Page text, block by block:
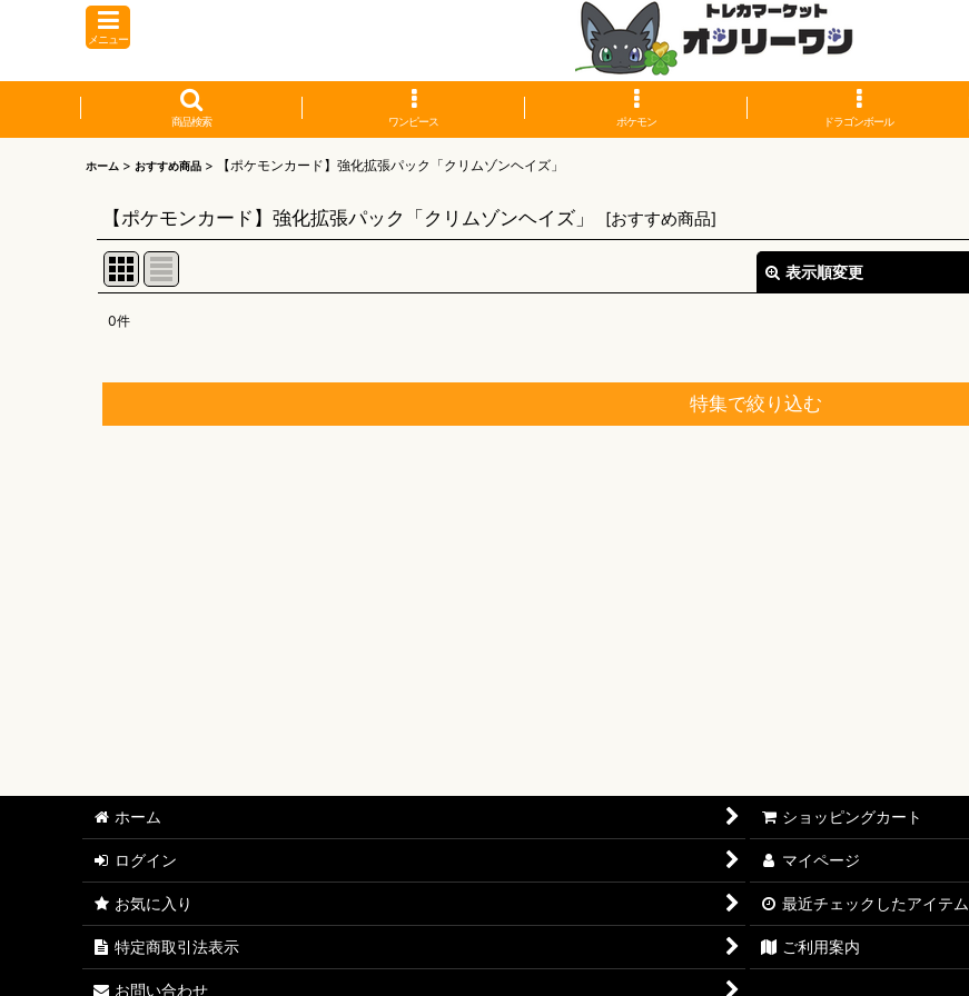
メニュー
商品検索 ワンピース ポケモン ドラゴンボール
ホーム > おすすめ商品 > 【ポケモンカード】強化拡張パック「クリムゾンヘイズ」
【ポケモンカード】強化拡張パック「クリムゾンヘイズ」 [おすすめ商品]
表示順変更
0件
特集で絞り込む
【ワンピースカード】エクストラブースター ONE PIECE Heroines Edition【EB-03】
【ワンピースカード】ブースターパック 受け継がれる意志【OP-13】
【ワンピースカード】プレミアムブースター ONE PIECE CARD THE BEST vol.2【PRB-02】
【ワンピースカード】ブースターパック 師弟の絆【OP-12】
【ワンピースカード】ブースターパック 神速の拳【OP-11】
ホーム ショッピングカート
ログイン マイページ
お気に入り 最近チェックしたアイテム
特定商取引法表示 ご利用案内
お問い合わせ